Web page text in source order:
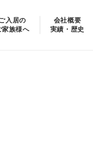
入居の
家族様へ
会社概要
実績・歴史